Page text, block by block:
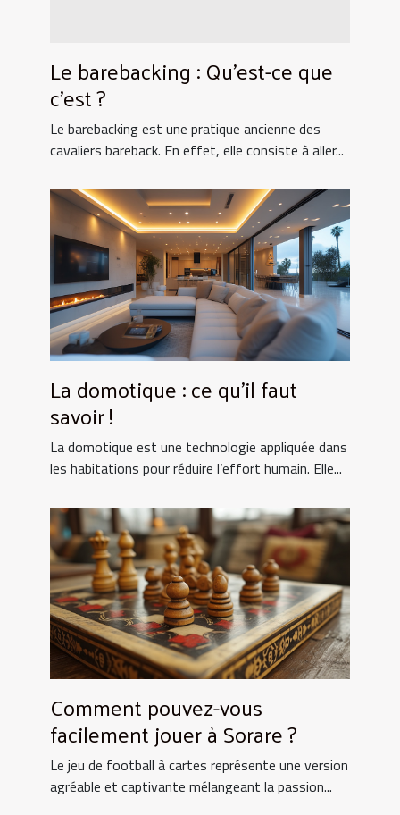
Le barebacking : Qu’est-ce que
c’est ?
Le barebacking est une pratique ancienne des
cavaliers bareback. En effet, elle consiste à aller...
La domotique : ce qu’il faut
savoir !
La domotique est une technologie appliquée dans
les habitations pour réduire l’effort humain. Elle...
Comment pouvez-vous
facilement jouer à Sorare ?
Le jeu de football à cartes représente une version
agréable et captivante mélangeant la passion...